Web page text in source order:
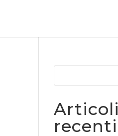
Articoli
recenti